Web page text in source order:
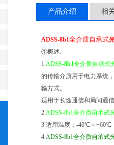
产品介绍 相
ADSS-8b1全介质自承式
①概述:
1.ADSS-8b1全介质自承式
的传输介质用于电力系统
输方式。
适用于长途通信和局间通
2.ADSS-8b1全介质自承式
3.适用温度：-40℃～
4.ADSS-8b1全介质自承式